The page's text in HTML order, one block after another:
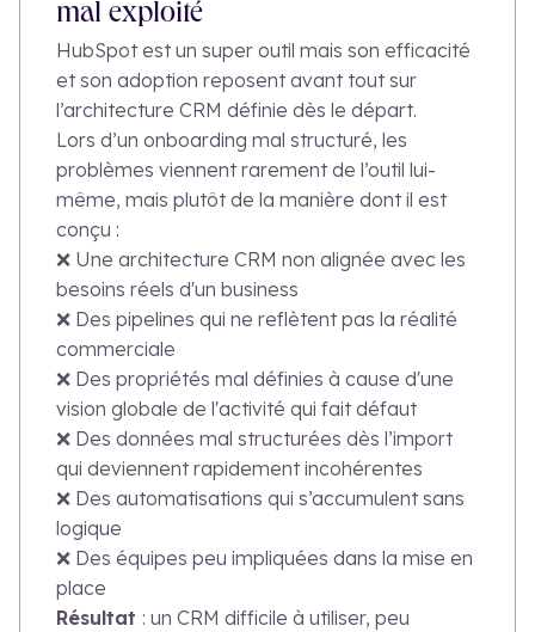
mal exploité
HubSpot est un super outil mais son efficacité
et son adoption reposent avant tout sur
l’architecture CRM définie dès le départ.
Lors d’un onboarding mal structuré, les
problèmes viennent rarement de l’outil lui-
même, mais plutôt de la manière dont il est
conçu :
❌ Une architecture CRM non alignée avec les
besoins réels d'un business
❌ Des pipelines qui ne reflètent pas la réalité
commerciale
❌ Des propriétés mal définies à cause d'une
vision globale de l'activité qui fait défaut
❌ Des données mal structurées dès l’import
qui deviennent rapidement incohérentes
❌ Des automatisations qui s’accumulent sans
logique
❌ Des équipes peu impliquées dans la mise en
place
Résultat : un CRM difficile à utiliser, peu